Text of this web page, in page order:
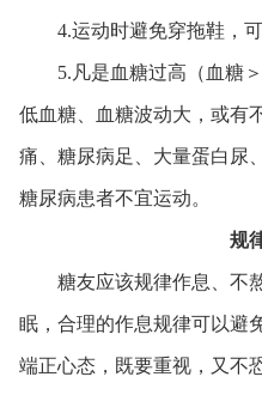
4.运动时避免穿拖鞋，可
5.凡是血糖过高（血糖＞
低血糖、血糖波动大，或有
痛、糖尿病足、大量蛋白尿
糖尿病患者不宜运动。
规
糖友应该规律作息、不熬
眠，合理的作息规律可以避
端正心态，既要重视，又不